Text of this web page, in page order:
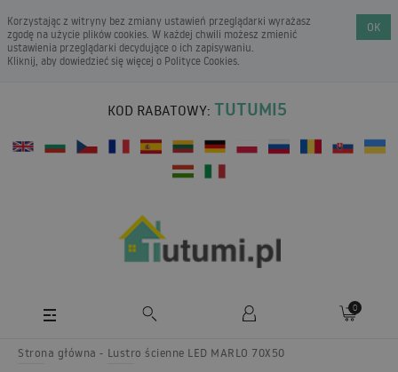
Korzystając z witryny bez zmiany ustawień przeglądarki wyrażasz
zgodę na użycie plików cookies. W każdej chwili możesz zmienić
ustawienia przeglądarki decydujące o ich zapisywaniu.
Kliknij, aby dowiedzieć się więcej o Polityce Cookies.
OK
KOD RABATOWY: TUTUMI5
0
Strona główna Lustro ścienne LED MARLO 70X50